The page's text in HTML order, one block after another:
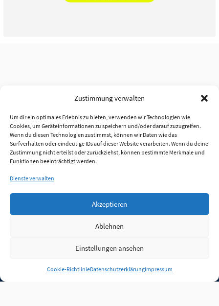
Zustimmung verwalten
Um dir ein optimales Erlebnis zu bieten, verwenden wir Technologien wie
Cookies, um Geräteinformationen zu speichern und/oder darauf zuzugreifen.
Wenn du diesen Technologien zustimmst, können wir Daten wie das
Surfverhalten oder eindeutige IDs auf dieser Website verarbeiten. Wenn du deine
Zustimmung nicht erteilst oder zurückziehst, können bestimmte Merkmale und
Funktionen beeinträchtigt werden.
Dienste verwalten
Akzeptieren
Ablehnen
Einstellungen ansehen
Cookie-RichtlinieDatenschutzerklärungImpressum
Anmelden
Jobs Partner FAQ Quellen